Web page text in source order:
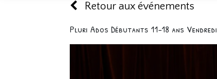
Retour aux événements
Pluri Ados Débutants 11-18 ans Vendredi